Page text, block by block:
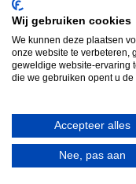
INSCHRIJVEN
Wij gebruiken cookies
We kunnen deze plaatsen
onze website te verbeteren,
geweldige website-ervaring
die we gebruiken opent u
Accepteer alles
Nee, pas aan